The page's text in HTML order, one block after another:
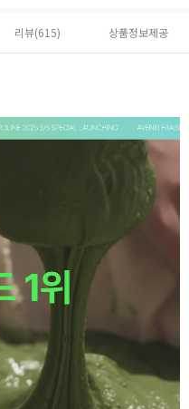
바로구매
리뷰(615) 상품정보제공